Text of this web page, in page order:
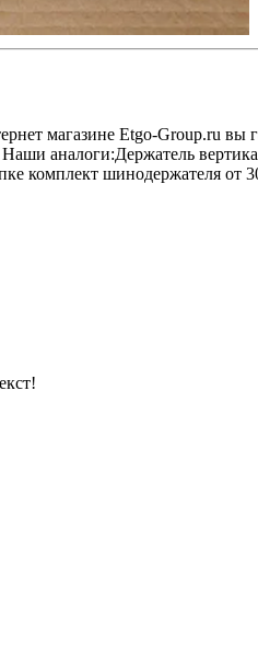
магазине Etgo-Group.ru
аналоги:Держатель
комплект шинодержателя от